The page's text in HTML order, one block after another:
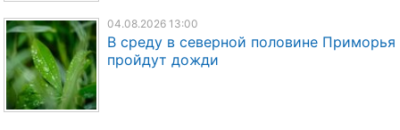
04.08.2026 13:00
В среду в северной половине Приморья
пройдут дожди